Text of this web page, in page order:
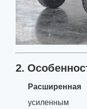
2.
усиленным